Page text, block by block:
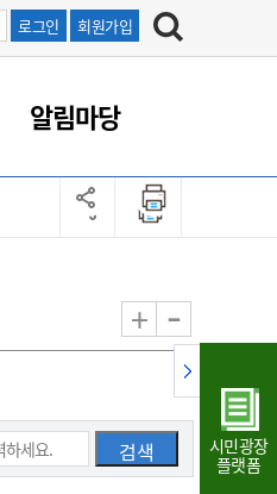
로그인 회원가입
알림마당
+ -
시민광장
플랫폼